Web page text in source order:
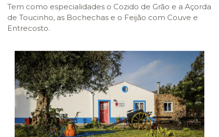
Tem como especialidades o Cozido de Grão e a Açorda
de Toucinho, as Bochechas e o Feijão com Couve e
Entrecosto.